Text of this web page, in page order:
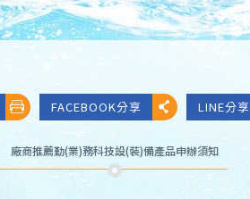
FACEBOOK分享 LINE分享
廠商推薦勤(業)務科技設(裝)備產品申辦須知